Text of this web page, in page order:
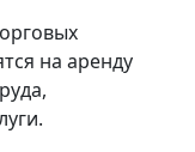
на аренду